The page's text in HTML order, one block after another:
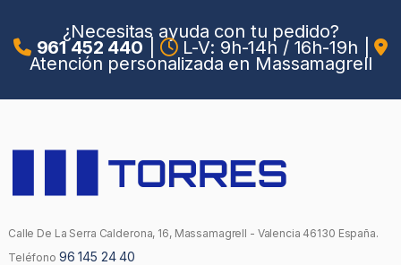
¿Necesitas ayuda con tu pedido?
961 452 440 L-V: 9h-14h / 16h-19h
Atención personalizada en Massamagrell
Calle De La Serra Calderona, 16, Massamagrell - Valencia 46130 España.
Teléfono 96 145 24 40